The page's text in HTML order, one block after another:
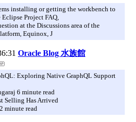
installing or getting the workbench to
Project FAQ,
at the Discussions area of the
Equinox, J
Oracle Blog 水族館
Exploring Native GraphQL Support
6 minute read
Selling Has Arrived
minute read